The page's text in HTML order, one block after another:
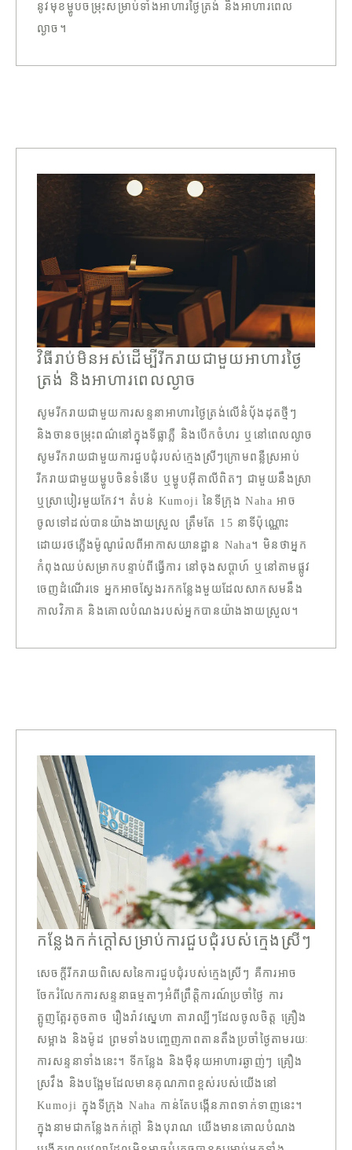
នូវមុខម្ហូបចម្រុះសម្រាប់ទាំងអាហារថ្ងៃត្រង់ និងអាហារពេល
ល្ងាច។
វិធីរាប់មិនអស់ដើម្បីរីករាយជាមួយអាហារថ្ងៃ
ត្រង់ និងអាហារពេលល្ងាច
សូមរីករាយជាមួយការសន្ទនាអាហារថ្ងៃត្រង់លើនំប៉័ងដុតថ្មីៗ
និងចានចម្រុះពណ៌នៅក្នុងទីធ្លាភ្លឺ និងបើកចំហរ ឬនៅពេលល្ងាច
សូមរីករាយជាមួយការជួបជុំរបស់ក្មេងស្រីៗក្រោមពន្លឺស្រអាប់
រីករាយជាមួយម្ហូបចិនទំនើប ឬម្ហូបអ៊ីតាលីពិតៗ ជាមួយនឹងស្រា
ឬស្រាបៀរមួយកែវ។ តំបន់ Kumoji នៃទីក្រុង Naha អាច
ចូលទៅដល់បានយ៉ាងងាយស្រួល ត្រឹមតែ 15 នាទីប៉ុណ្ណោះ
ដោយរថភ្លើងម៉ូណូរ៉េលពីអាកាសយានដ្ឋាន Naha។ មិនថាអ្នក
កំពុងឈប់សម្រាកបន្ទាប់ពីធ្វើការ នៅចុងសប្តាហ៍ ឬនៅតាមផ្លូវ
ចេញដំណើរទេ អ្នកអាចស្វែងរកកន្លែងមួយដែលសាកសមនឹង
កាលវិភាគ និងគោលបំណងរបស់អ្នកបានយ៉ាងងាយស្រួល។
កន្លែងកក់ក្ដៅសម្រាប់ការជួបជុំរបស់ក្មេងស្រីៗ
សេចក្តីរីករាយពិសេសនៃការជួបជុំរបស់ក្មេងស្រីៗ គឺការអាច
ចែករំលែកការសន្ទនាធម្មតាៗអំពីព្រឹត្តិការណ៍ប្រចាំថ្ងៃ ការ
ត្អូញត្អែរតូចតាច រឿងរ៉ាវស្នេហា តារាល្បីៗដែលចូលចិត្ត គ្រឿង
សម្អាង និងម៉ូដ ព្រមទាំងបញ្ចេញភាពតានតឹងប្រចាំថ្ងៃតាមរយៈ
ការសន្ទនាទាំងនេះ។ ទីកន្លែង និងម៉ឺនុយអាហារឆ្ងាញ់ៗ គ្រឿង
ស្រវឹង និងបង្អែមដែលមានគុណភាពខ្ពស់របស់យើងនៅ
Kumoji ក្នុងទីក្រុង Naha កាន់តែបង្កើនភាពទាក់ទាញនេះ។
ក្នុងនាមជាកន្លែងកក់ក្ដៅ និងបុរាណ យើងមានគោលបំណង